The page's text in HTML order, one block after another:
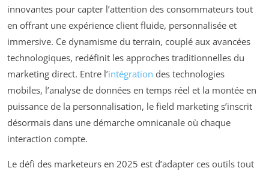
innovantes pour capter l’attention des consommateurs tout
en offrant une expérience client fluide, personnalisée et
immersive. Ce dynamisme du terrain, couplé aux avancées
technologiques, redéfinit les approches traditionnelles du
marketing direct. Entre l’intégration des technologies
mobiles, l’analyse de données en temps réel et la montée en
puissance de la personnalisation, le field marketing s’inscrit
désormais dans une démarche omnicanale où chaque
interaction compte.
Le défi des marketeurs en 2025 est d’adapter ces outils tout